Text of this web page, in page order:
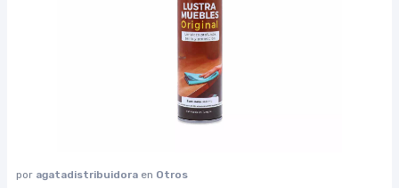
por agatadistribuidora en Otros